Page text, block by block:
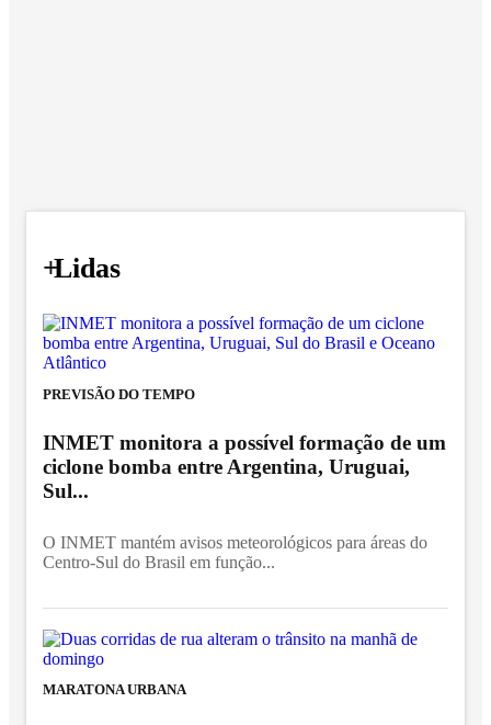
+
Lidas
PREVISÃO DO TEMPO
INMET monitora a possível formação de um
ciclone bomba entre Argentina, Uruguai,
Sul...
O INMET mantém avisos meteorológicos para áreas do
Centro-Sul do Brasil em função...
MARATONA URBANA